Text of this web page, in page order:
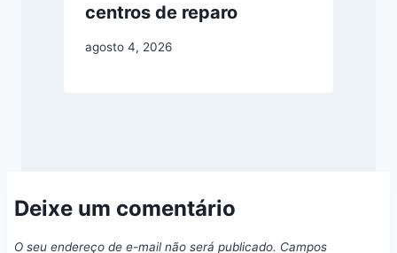
centros de reparo
agosto 4, 2026
Deixe um comentário
O seu endereço de e-mail não será publicado. Campos